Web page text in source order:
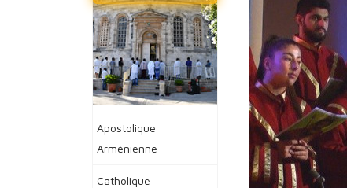
Apostolique
Arménienne
Catholique